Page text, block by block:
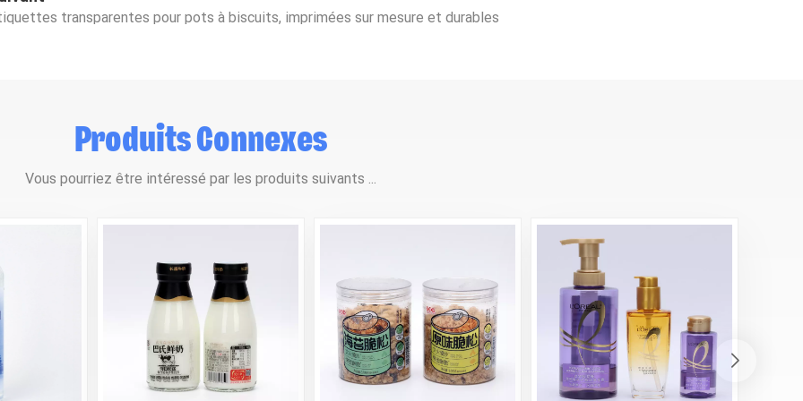
transparentes pour pots à biscuits, imprimées sur mesure et durables
Produits Connexes
Vous pourriez être intéressé par les produits suivants ...